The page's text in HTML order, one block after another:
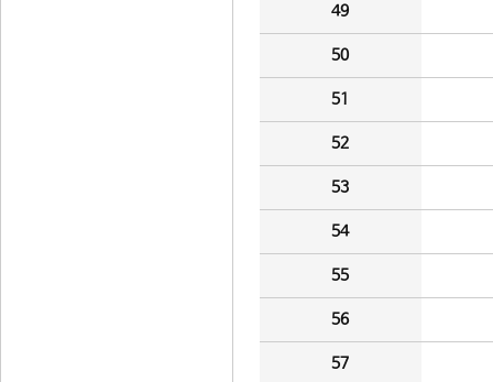
49
50
51
52
53
54
55
56
57